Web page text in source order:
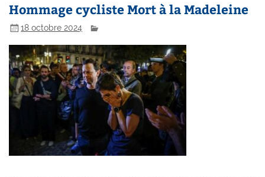
Hommage cycliste Mort à la Madeleine
18 octobre 2024